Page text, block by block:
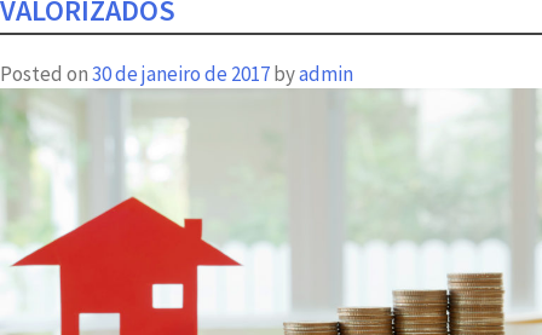
VALORIZADOS
Posted on30 de janeiro de 2017byadmin